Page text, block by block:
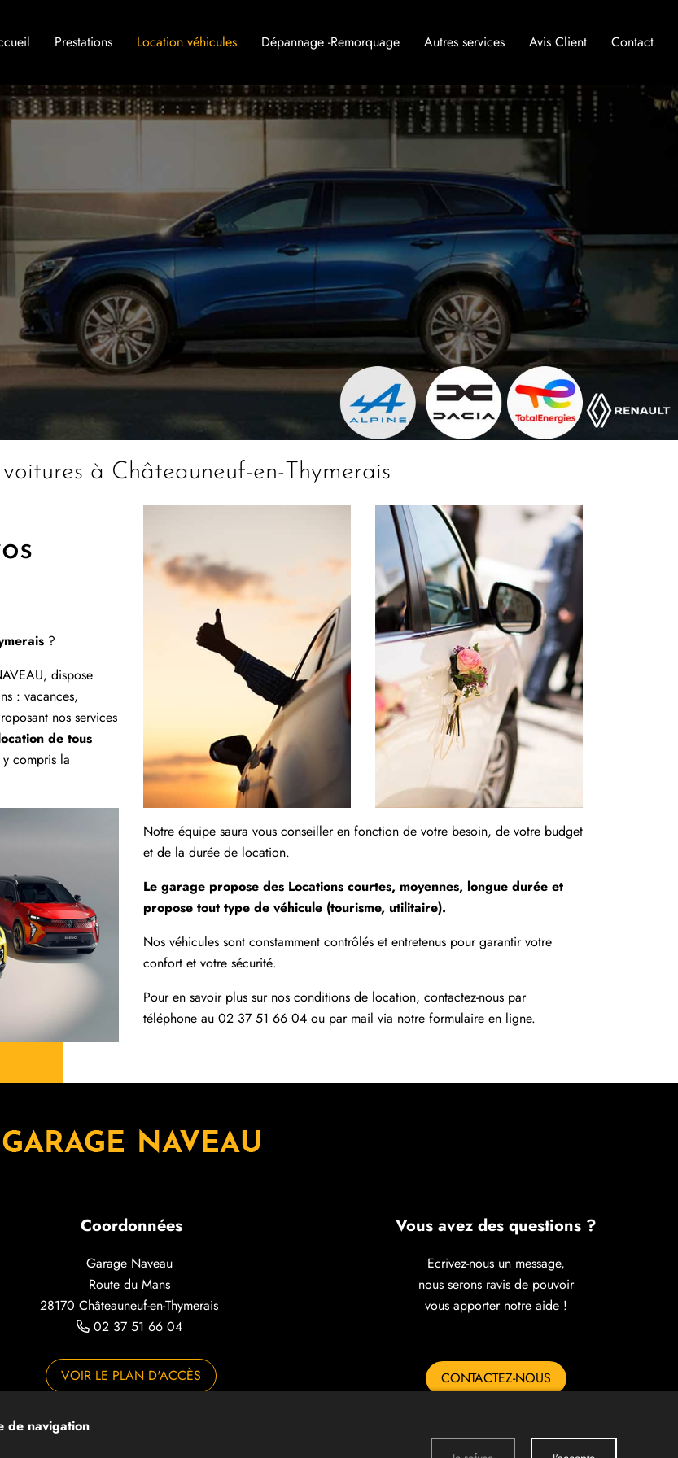
Prestations Location véhicules Dépannage -Remorquage Autres services Avis Client Contact
à Châteauneuf-en-Thymerais
?
dispose
: vacances,
nos services
de tous
compris la
Notre équipe saura vous conseiller en fonction de votre besoin, de votre budget
et de la durée de location.
Le garage propose des Locations courtes, moyennes, longue durée et
propose tout type de véhicule (tourisme, utilitaire).
Nos véhicules sont constamment contrôlés et entretenus pour garantir votre
confort et votre sécurité.
Pour en savoir plus sur nos conditions de location, contactez-nous par
téléphone au 02 37 51 66 04 ou par mail via notre formulaire en ligne.
Coordonnées
Garage Naveau
Route du Mans
28170 Châteauneuf-en-Thymerais
02 37 51 66 04
VOIR LE PLAN D'ACCÈS
Vous avez des questions ?
Ecrivez-nous un message,
nous serons ravis de pouvoir
vous apporter notre aide !
CONTACTEZ-NOUS
de navigation